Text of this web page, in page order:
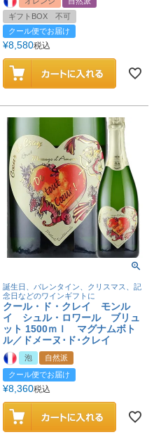
ギフトBOX 不可
クール便でお届け
¥8,580税込
誕生日、バレンタイン、クリスマス、記
念日などのワインギフトに
クール・ド・クレイ モンル
イ シュル・ロワール ブリュ
ット 1500ｍｌ マグナムボト
ル／ドメーヌ･ド･クレイ
泡
自然派
クール便でお届け
¥8,360税込